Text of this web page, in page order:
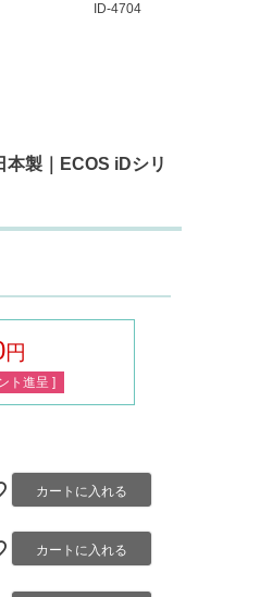
ID-4704
製｜ECOS iDシリ
ト進呈 ]
カートに入れる
カートに入れる